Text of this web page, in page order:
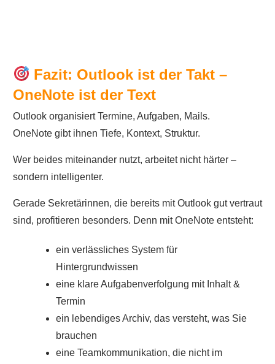
Fazit: Outlook ist der Takt –
OneNote ist der Text
Outlook organisiert Termine, Aufgaben, Mails.
OneNote gibt ihnen Tiefe, Kontext, Struktur.
Wer beides miteinander nutzt, arbeitet nicht härter –
sondern intelligenter.
Gerade Sekretärinnen, die bereits mit Outlook gut vertraut
sind, profitieren besonders. Denn mit OneNote entsteht:
ein verlässliches System für
Hintergrundwissen
eine klare Aufgabenverfolgung mit Inhalt &
Termin
ein lebendiges Archiv, das versteht, was Sie
brauchen
eine Teamkommunikation, die nicht im